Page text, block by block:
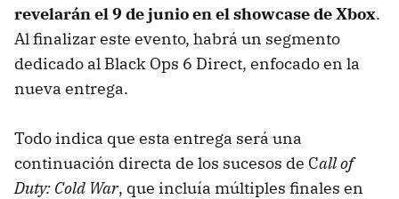
revelarán el 9 de junio en el showcase de Xbox.
Al finalizar este evento, habrá un segmento
dedicado al Black Ops 6 Direct, enfocado en la
nueva entrega.
Todo indica que esta entrega será una
continuación directa de los sucesos de Call of
Duty: Cold War, que incluía múltiples finales en